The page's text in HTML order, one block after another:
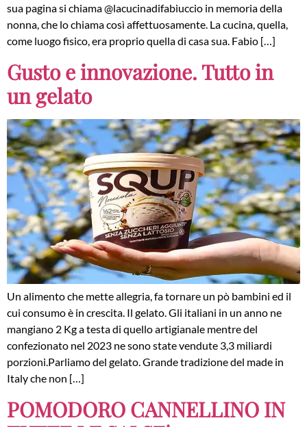
sua pagina si chiama @lacucinadifabiuccio in memoria della
nonna, che lo chiama così affettuosamente. La cucina, quella,
come luogo fisico, era proprio quella di casa sua. Fabio […]
Gusto e innovazione. Tutto in
un gelato
Un alimento che mette allegria, fa tornare un pò bambini ed il
cui consumo è in crescita. Il gelato. Gli italiani in un anno ne
mangiano 2 Kg a testa di quello artigianale mentre del
confezionato nel 2023 ne sono state vendute 3,3 miliardi
porzioni.Parliamo del gelato. Grande tradizione del made in
Italy che non […]
POMODORO CANNELLINO IN